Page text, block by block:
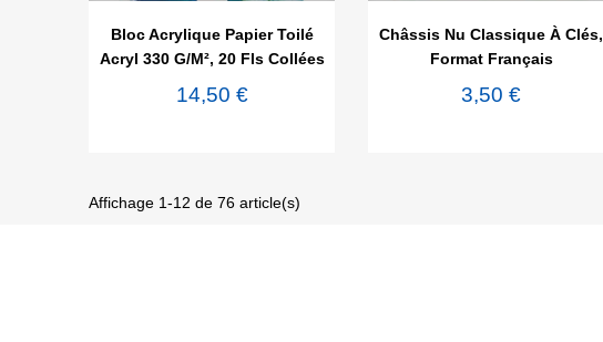

Bloc Acrylique Papier Toilé
Acryl 330 G/m², 20 Fls Collées
14,50 €
 Aperçu rapide
Châssis Nu Classique À Clés,
Format Français
3,50 €
Affichage 1-12 de 76 article(s)